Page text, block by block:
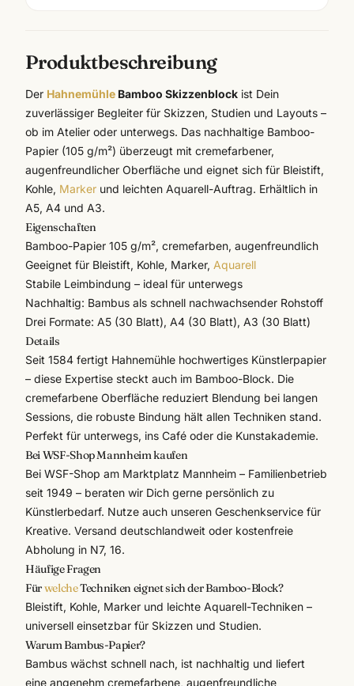
Produktbeschreibung
Der Hahnemühle Bamboo Skizzenblock ist Dein
zuverlässiger Begleiter für Skizzen, Studien und Layouts –
ob im Atelier oder unterwegs. Das nachhaltige Bamboo-
Papier (105 g/m²) überzeugt mit cremefarbener,
augenfreundlicher Oberfläche und eignet sich für Bleistift,
Kohle, Marker und leichten Aquarell-Auftrag. Erhältlich in
A5, A4 und A3.
Eigenschaften
Bamboo-Papier 105 g/m², cremefarben, augenfreundlich
Geeignet für Bleistift, Kohle, Marker, Aquarell
Stabile Leimbindung – ideal für unterwegs
Nachhaltig: Bambus als schnell nachwachsender Rohstoff
Drei Formate: A5 (30 Blatt), A4 (30 Blatt), A3 (30 Blatt)
Details
Seit 1584 fertigt Hahnemühle hochwertiges Künstlerpapier
– diese Expertise steckt auch im Bamboo-Block. Die
cremefarbene Oberfläche reduziert Blendung bei langen
Sessions, die robuste Bindung hält allen Techniken stand.
Perfekt für unterwegs, ins Café oder die Kunstakademie.
Bei WSF-Shop Mannheim kaufen
Bei WSF-Shop am Marktplatz Mannheim – Familienbetrieb
seit 1949 – beraten wir Dich gerne persönlich zu
Künstlerbedarf. Nutze auch unseren Geschenkservice für
Kreative. Versand deutschlandweit oder kostenfreie
Abholung in N7, 16.
Häufige Fragen
FürwelcheTechniken eignet sich der Bamboo-Block?
Bleistift, Kohle, Marker und leichte Aquarell-Techniken –
universell einsetzbar für Skizzen und Studien.
Warum Bambus-Papier?
Bambus wächst schnell nach, ist nachhaltig und liefert
eine angenehm cremefarbene, augenfreundliche